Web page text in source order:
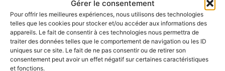
Gérer le consentement
Pour offrir les meilleures expériences, nous utilisons des technologies
telles que les cookies pour stocker et/ou accéder aux informations des
appareils. Le fait de consentir à ces technologies nous permettra de
traiter des données telles que le comportement de navigation ou les ID
uniques sur ce site. Le fait de ne pas consentir ou de retirer son
consentement peut avoir un effet négatif sur certaines caractéristiques
et fonctions.
SECTEUR D'INTÉRÊT